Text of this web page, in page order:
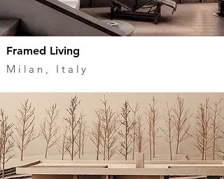
Framed Living
Milan, Italy